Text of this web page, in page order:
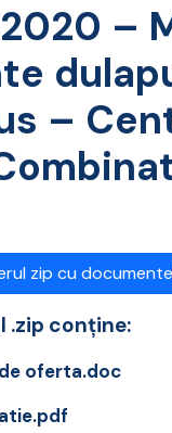
–
–
zip cu
.zip conține:
oferta.doc